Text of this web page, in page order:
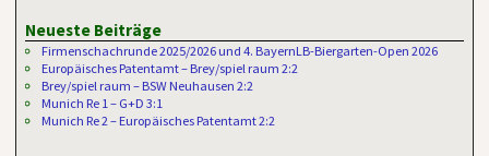
Neueste Beiträge
Firmenschachrunde 2025/2026 und 4. BayernLB-Biergarten-Open 2026
Europäisches Patentamt – Brey/spiel raum 2:2
Brey/spiel raum – BSW Neuhausen 2:2
Munich Re 1 – G+D 3:1
Munich Re 2 – Europäisches Patentamt 2:2